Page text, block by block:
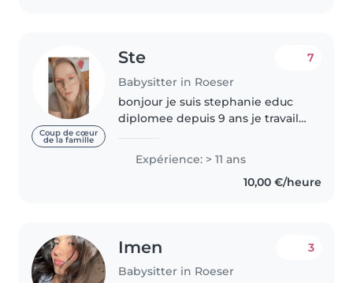
Coup de cœur
de la famille
Ste
Babysitter in Roeser
7
bonjour je suis stephanie educ
diplomee depuis 9 ans je travail
allemand anglais voiture
personnelle je suis souriante..
Expérience: > 11 ans
10,00 €/heure
Imen
Babysitter in Roeser
3